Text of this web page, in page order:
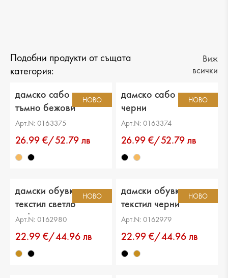
Подобни продукти от същата
категория:
Виж
всички
НОВО
дамско сабо текстил
тъмно бежови
Арт.N: 0163375
26.99 €/52.79 лв
НОВО
дамско сабо текстил
черни
Арт.N: 0163374
26.99 €/52.79 лв
НОВО
дамски обувки
текстил светло
кафяви
Арт.N: 0162980
22.99 €/44.96 лв
НОВО
дамски обувки
текстил черни
Арт.N: 0162979
22.99 €/44.96 лв